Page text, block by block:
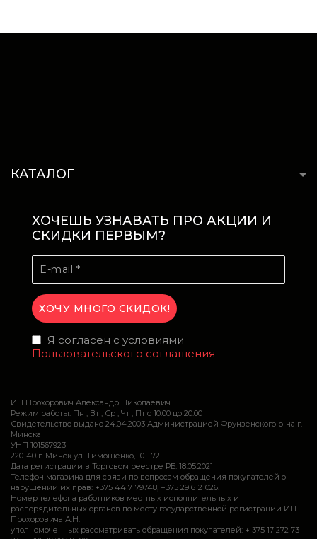
КАТАЛОГ
ХОЧЕШЬ УЗНАВАТЬ ПРО АКЦИИ И
СКИДКИ ПЕРВЫМ?
Я согласен с условиями
Пользовательского соглашения
ИП Прохорович Александр Николаевич
Режим работы: Пн , Вт , Ср , Чт , Пт c 10:00 до 20:00
Свидетельство выдано 24.04.2003 Администрацией Фрунзенского р-на г.
Минска
УНП 101567923
220140 г. Минск ул. Тимошенко, 10 - 72
Дата регистрации в Торговом реестре РБ: 18.05.2021
Телефон магазина для связи по вопросам обращения покупателей о
нарушении их прав: +375 44 7179748, +375 29 6121026.
Номер телефона работников местных исполнительных и
распорядительных органов по месту государственной регистрации ИП
Прохоровича А.Н.
уполномоченных рассматривать обращения покупателей: + 375 17 272 73